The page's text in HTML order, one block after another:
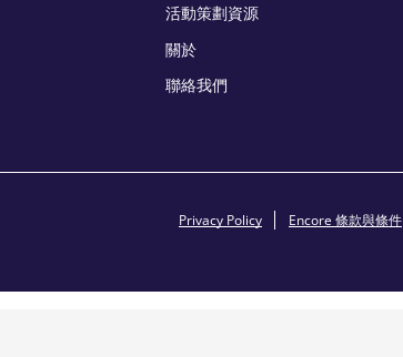
活動策劃資源
關於
聯絡我們
Privacy Policy Encore 條款與條件